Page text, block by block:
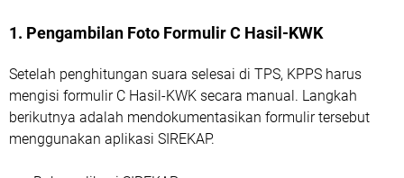
1. Pengambilan Foto Formulir C Hasil-KWK
Setelah penghitungan suara selesai di TPS, KPPS harus
mengisi formulir C Hasil-KWK secara manual. Langkah
berikutnya adalah mendokumentasikan formulir tersebut
menggunakan aplikasi SIREKAP.